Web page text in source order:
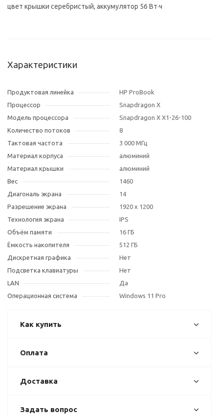
цвет крышки серебристый, аккумулятор 56 Вт·ч
Характеристики
Продуктовая линейка
HP ProBook
Процессор
Snapdragon X
Модель процессора
Snapdragon X X1-26-100
Количество потоков
8
Тактовая частота
3 000 МГц
Материал корпуса
алюминий
Материал крышки
алюминий
Вес
1460
Диагональ экрана
14
Разрешение экрана
1920 x 1200
Технология экрана
IPS
Объём памяти
16 ГБ
Ёмкость накопителя
512 ГБ
Дискретная графика
Нет
Подсветка клавиатуры
Нет
LAN
Да
Операционная система
Windows 11 Pro
Как купить
Оплата
Доставка
Задать вопрос